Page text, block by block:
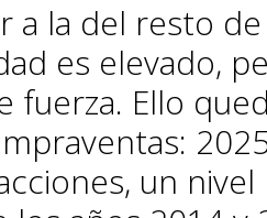
a la del resto
es elevado,
fuerza. Ello
un